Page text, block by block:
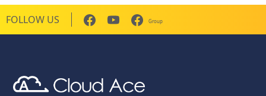
FOLLOW US Group